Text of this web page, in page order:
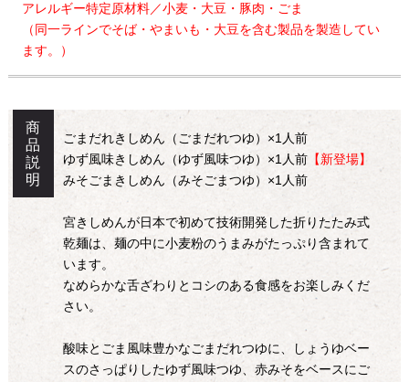
アレルギー特定原材料／小麦・大豆・豚肉・ごま
（同一ラインでそば・やまいも・大豆を含む製品を製造してい
ます。）
商
品
説
明
ごまだれきしめん（ごまだれつゆ）×1人前
ゆず風味きしめん（ゆず風味つゆ）×1人前【新登場】
みそごまきしめん（みそごまつゆ）×1人前
宮きしめんが日本で初めて技術開発した折りたたみ式
乾麺は、麺の中に小麦粉のうまみがたっぷり含まれて
います。
なめらかな舌ざわりとコシのある食感をお楽しみくだ
さい。
酸味とごま風味豊かなごまだれつゆに、しょうゆベー
スのさっぱりしたゆず風味つゆ、赤みそをベースにご